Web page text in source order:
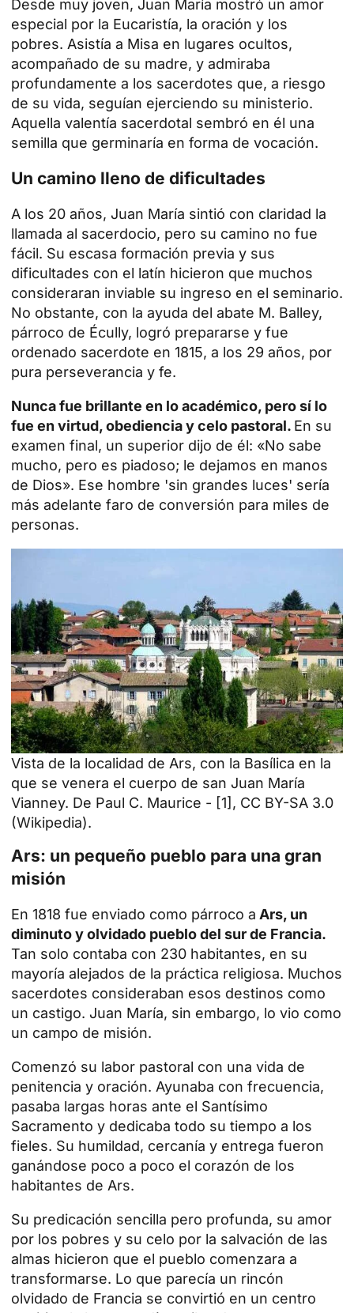
Desde muy joven, Juan María mostró un amor
especial por la Eucaristía, la oración y los
pobres. Asistía a Misa en lugares ocultos,
acompañado de su madre, y admiraba
profundamente a los sacerdotes que, a riesgo
de su vida, seguían ejerciendo su ministerio.
Aquella valentía sacerdotal sembró en él una
semilla que germinaría en forma de vocación.
Un camino lleno de dificultades
A los 20 años, Juan María sintió con claridad la
llamada al sacerdocio, pero su camino no fue
fácil. Su escasa formación previa y sus
dificultades con el latín hicieron que muchos
consideraran inviable su ingreso en el seminario.
No obstante, con la ayuda del abate M. Balley,
párroco de Écully, logró prepararse y fue
ordenado sacerdote en 1815, a los 29 años, por
pura perseverancia y fe.
Nunca fue brillante en lo académico, pero sí lo
fue en virtud, obediencia y celo pastoral. En su
examen final, un superior dijo de él: «No sabe
mucho, pero es piadoso; le dejamos en manos
de Dios». Ese hombre 'sin grandes luces' sería
más adelante faro de conversión para miles de
personas.
Vista de la localidad de Ars, con la Basílica en la
que se venera el cuerpo de san Juan María
Vianney. De Paul C. Maurice - [1], CC BY-SA 3.0
(Wikipedia).
Ars: un pequeño pueblo para una gran
misión
En 1818 fue enviado como párroco a Ars, un
diminuto y olvidado pueblo del sur de Francia.
Tan solo contaba con 230 habitantes, en su
mayoría alejados de la práctica religiosa. Muchos
sacerdotes consideraban esos destinos como
un castigo. Juan María, sin embargo, lo vio como
un campo de misión.
Comenzó su labor pastoral con una vida de
penitencia y oración. Ayunaba con frecuencia,
pasaba largas horas ante el Santísimo
Sacramento y dedicaba todo su tiempo a los
fieles. Su humildad, cercanía y entrega fueron
ganándose poco a poco el corazón de los
habitantes de Ars.
Su predicación sencilla pero profunda, su amor
por los pobres y su celo por la salvación de las
almas hicieron que el pueblo comenzara a
transformarse. Lo que parecía un rincón
olvidado de Francia se convirtió en un centro